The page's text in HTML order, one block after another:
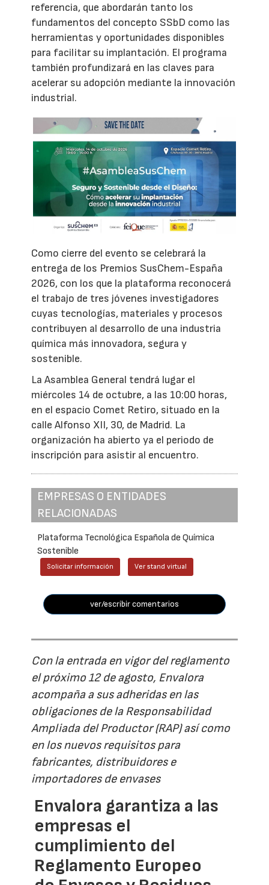
referencia, que abordarán tanto los
fundamentos del concepto SSbD como las
herramientas y oportunidades disponibles
para facilitar su implantación. El programa
también profundizará en las claves para
acelerar su adopción mediante la innovación
industrial.
Como cierre del evento se celebrará la
entrega de los Premios SusChem-España
2026, con los que la plataforma reconocerá
el trabajo de tres jóvenes investigadores
cuyas tecnologías, materiales y procesos
contribuyen al desarrollo de una industria
química más innovadora, segura y
sostenible.
La Asamblea General tendrá lugar el
miércoles 14 de octubre, a las 10:00 horas,
en el espacio Comet Retiro, situado en la
calle Alfonso XII, 30, de Madrid. La
organización ha abierto ya el periodo de
inscripción para asistir al encuentro.
EMPRESAS O ENTIDADES
RELACIONADAS
Plataforma Tecnológica Española de Química
Sostenible
Solicitar información Ver stand virtual
ver/escribir comentarios
Con la entrada en vigor del reglamento
el próximo 12 de agosto, Envalora
acompaña a sus adheridas en las
obligaciones de la Responsabilidad
Ampliada del Productor (RAP) así como
en los nuevos requisitos para
fabricantes, distribuidores e
importadores de envases
Envalora garantiza a las
empresas el
cumplimiento del
Reglamento Europeo